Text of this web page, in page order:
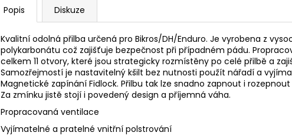
Popis Diskuze
Kvalitní odolná přilba určená pro Bikros/DH/Enduro. Je vyrobena z
polykarbonátu což zajišťuje bezpečnost při případném pádu.
celkem 11 otvory, které jsou strategicky rozmístěny po celé přilbě a
Samozřejmostí je nastavitelný kšilt bez nutnosti použít nářadí a
Magnetické zapínání Fidlock. Přilbu tak lze snadno zapnout i
Za zmínku jistě stojí i povedený design a příjemná váha.
Propracovaná ventilace
Vyjímatelné a pratelné vnitřní polstrování